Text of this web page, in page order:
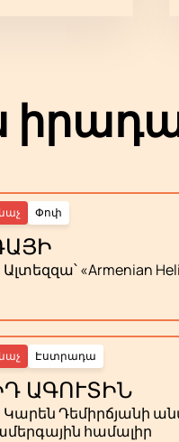
Փոփ
Ալտեզզա՝ «Armenian
Էստրադա
ԱԳՈՒՏԻՆ
Կարեն Դեմիրճյանի
համալիր